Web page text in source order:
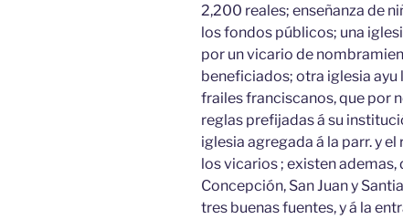
2,200 reales; enseñanza de
los fondos públicos; una
por un vicario de
beneficiados; otra iglesia ayu
frailes franciscanos, que por
reglas prefijadas á su
iglesia agregada á la parr. y
los vicarios ; existen ademas,
Concepción, San Juan y
tres buenas fuentes, y á la